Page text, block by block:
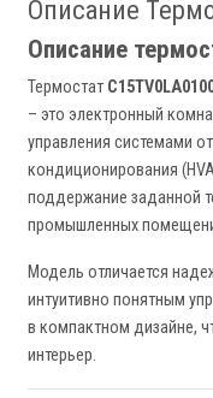
Описание
Описание
Термостат
– это электронный
управления системами
кондиционирования
поддержание заданной
промышленных
Модель отличается
интуитивно понятным
в компактном дизайне,
интерьер.